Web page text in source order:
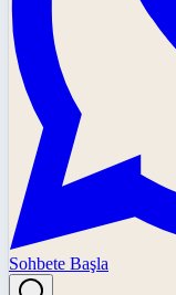
Sohbete Başla